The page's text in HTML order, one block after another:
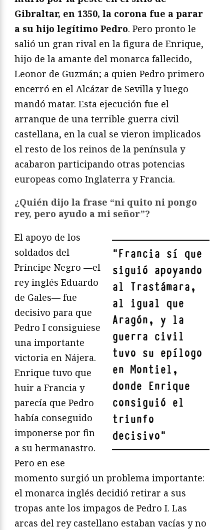
Gibraltar, en 1350, la corona fue a parar
a su hijo legítimo Pedro. Pero pronto le
salió un gran rival en la figura de Enrique,
hijo de la amante del monarca fallecido,
Leonor de Guzmán; a quien Pedro primero
encerró en el Alcázar de Sevilla y luego
mandó matar. Esta ejecución fue el
arranque de una terrible guerra civil
castellana, en la cual se vieron implicados
el resto de los reinos de la península y
acabaron participando otras potencias
europeas como Inglaterra y Francia.
¿Quién dijo la frase “ni quito ni pongo
rey, pero ayudo a mi señor”?
"Francia sí que
siguió apoyando
al Trastámara,
al igual que
Aragón, y la
guerra civil
tuvo su epílogo
en Montiel,
donde Enrique
consiguió el
triunfo
decisivo"
El apoyo de los
soldados del
Príncipe Negro —el
rey inglés Eduardo
de Gales— fue
decisivo para que
Pedro I consiguiese
una importante
victoria en Nájera.
Enrique tuvo que
huir a Francia y
parecía que Pedro
había conseguido
imponerse por fin
a su hermanastro.
Pero en ese
momento surgió un problema importante:
el monarca inglés decidió retirar a sus
tropas ante los impagos de Pedro I. Las
arcas del rey castellano estaban vacías y no